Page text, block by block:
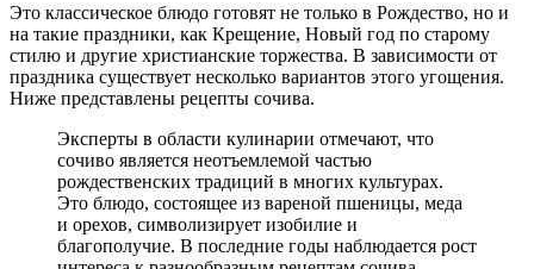
Это классическое блюдо готовят не только в Рождество, но и
на такие праздники, как Крещение, Новый год по старому
стилю и другие христианские торжества. В зависимости от
праздника существует несколько вариантов этого угощения.
Ниже представлены рецепты сочива.
Эксперты в области кулинарии отмечают, что
сочиво является неотъемлемой частью
рождественских традиций в многих культурах.
Это блюдо, состоящее из вареной пшеницы, меда
и орехов, символизирует изобилие и
благополучие. В последние годы наблюдается рост